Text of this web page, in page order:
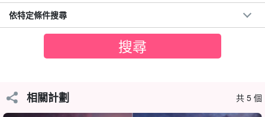
早上，生物開始活躍起來。
在寧靜的叢林中聽到鳥兒的鳴叫和動物的叫聲，讓清晨充滿活力。
依特定條件搜尋
相關計劃 共 5 個